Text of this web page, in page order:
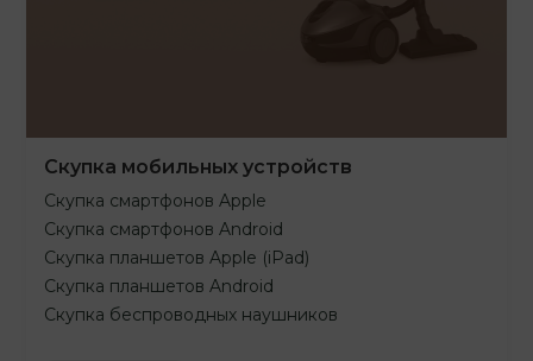
Скупка мобильных устройств
Скупка смартфонов Apple
Скупка смартфонов Android
Скупка планшетов Apple (iPad)
Скупка планшетов Android
Скупка беспроводных наушников